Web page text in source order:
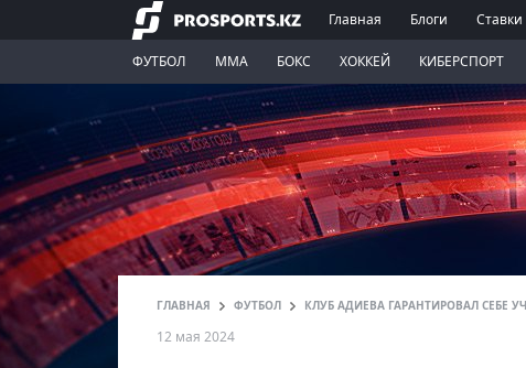
Главная Блоги Ставки
ФУТБОЛ ММА БОКС ХОККЕЙ КИБЕРСПОРТ
ГЛАВНАЯ ФУТБОЛ КЛУБ АДИЕВА ГАРАНТИРОВАЛ СЕБЕ
12 мая 2024